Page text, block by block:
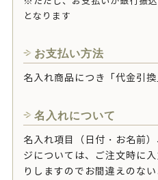
となります
お支払い方法
名入れ商品につき「代金引
名入れについて
名入れ項目（日付・お名前
ジについては、ご注文時に
りしますのでお間違えのな